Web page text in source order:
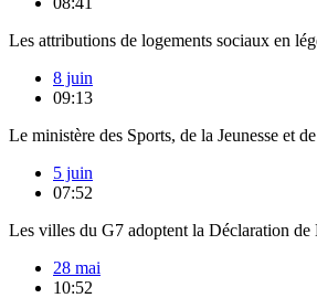
Les attributions de logements sociaux en
8 juin
09:13
Le ministère des Sports, de la Jeunesse et
5 juin
07:52
Les villes du G7 adoptent la Déclaration de
28 mai
10:52